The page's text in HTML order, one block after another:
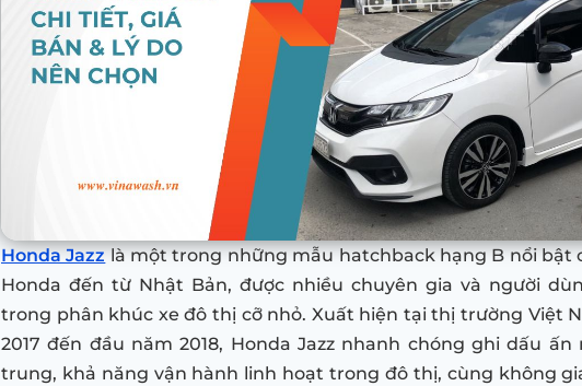
Honda Jazzlà một trong những mẫu hatchback hạng B nổi bật
Honda đến từ Nhật Bản, được nhiều chuyên gia và người
trong phân khúc xe đô thị cỡ nhỏ. Xuất hiện tại thị trường Việt
2017 đến đầu năm 2018, Honda Jazz nhanh chóng ghi dấu
trung, khả năng vận hành linh hoạt trong đô thị, cùng không